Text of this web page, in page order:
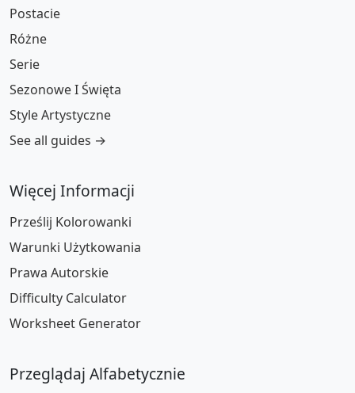
Postacie
Różne
Serie
Sezonowe I Święta
Style Artystyczne
See all guides →
Więcej Informacji
Prześlij Kolorowanki
Warunki Użytkowania
Prawa Autorskie
Difficulty Calculator
Worksheet Generator
Przeglądaj Alfabetycznie